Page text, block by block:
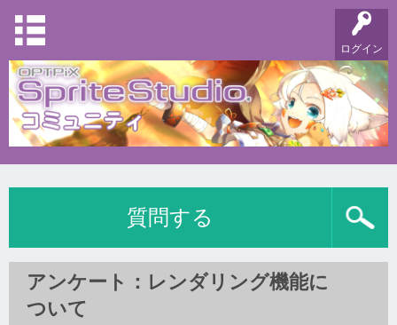
ログイン
質問する
アンケート：レンダリング機能に
ついて